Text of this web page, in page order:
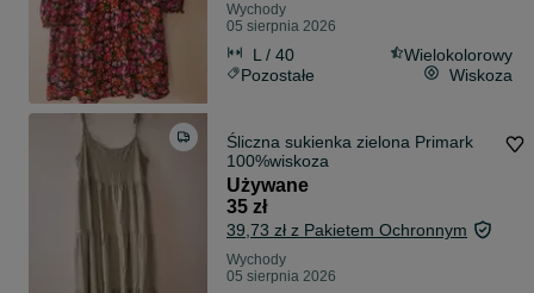
Wychody
05 sierpnia 2026
L / 40
Wielokolorowy
Pozostałe
Wiskoza
Śliczna sukienka zielona Primark
100%wiskoza
Używane
35 zł
39,73 zł z Pakietem Ochronnym
Wychody
05 sierpnia 2026